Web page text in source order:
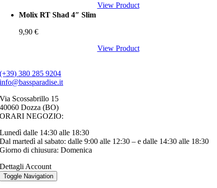
View Product
Molix RT Shad 4″ Slim
9,90€
View Product
(+39) 380 285 9204
info@bassparadise.it
Via Scossabrillo 15
40060 Dozza (BO)
ORARI NEGOZIO:
Lunedì dalle 14:30 alle 18:30
Dal martedì al sabato: dalle 9:00 alle 12:30 – e dalle 14:30 alle 18:30
Giorno di chiusura: Domenica
Dettagli Account
Toggle Navigation